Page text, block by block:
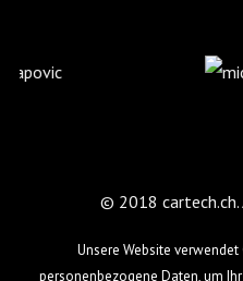
Unsere Website
personenbezogene Daten, um
© 2018 cartech.ch.